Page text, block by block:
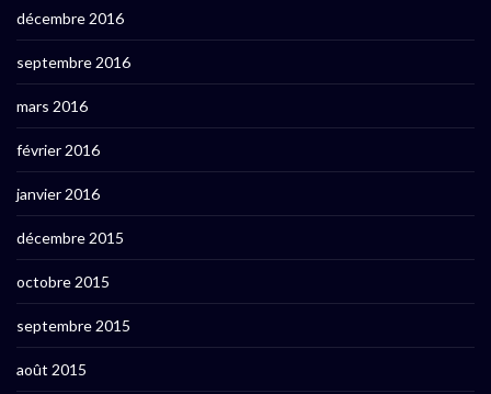
décembre 2016
septembre 2016
mars 2016
février 2016
janvier 2016
décembre 2015
octobre 2015
septembre 2015
août 2015